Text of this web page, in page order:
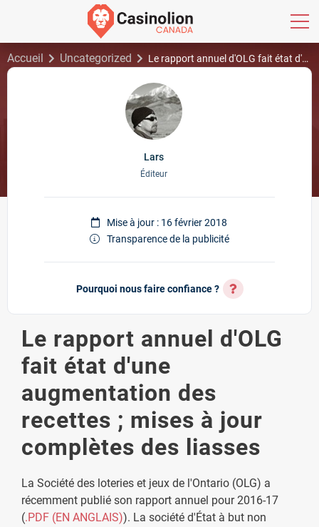
Accueil Uncategorized Le rapport annuel d'OLG fait état d'une augmentation des recettes ; mises à jour complètes des liasses
Lars
Éditeur
Mise à jour : 16 février 2018
Transparence de la publicité
Pourquoi nous faire confiance ?
Le rapport annuel d'OLG
fait état d'une
augmentation des
recettes ; mises à jour
complètes des liasses
La Société des loteries et jeux de l'Ontario (OLG) a
récemment publié son rapport annuel pour 2016-17
(.PDF (EN ANGLAIS)). La société d'État à but non